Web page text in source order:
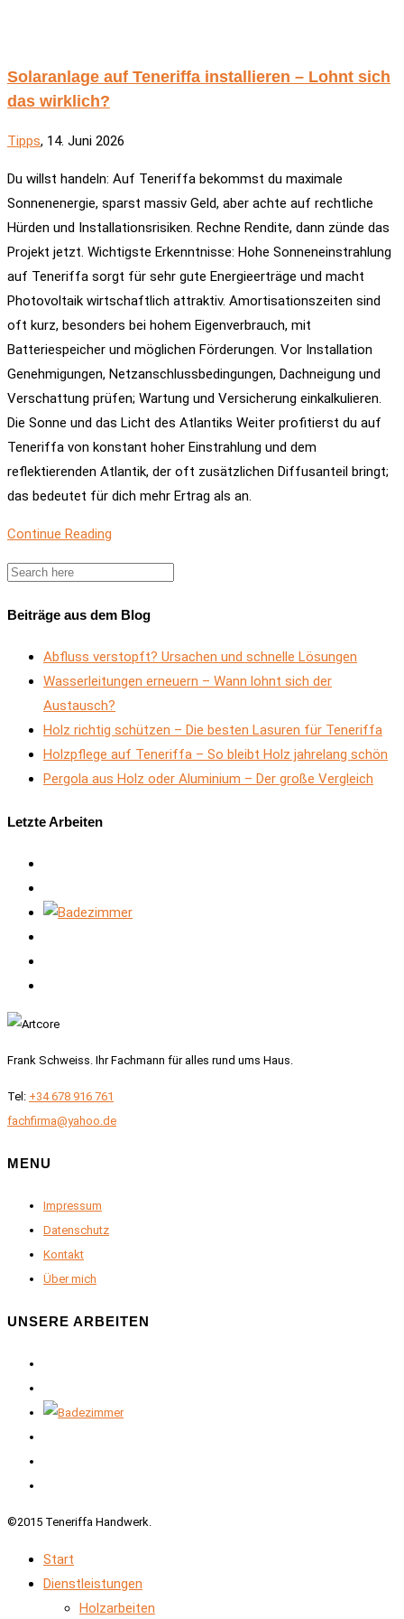
Solaranlage auf Teneriffa installieren – Lohnt sich
das wirklich?
Tipps, 14. Juni 2026
Du willst handeln: Auf Teneriffa bekommst du maximale
Sonnenenergie, sparst massiv Geld, aber achte auf rechtliche
Hürden und Installationsrisiken. Rechne Rendite, dann zünde das
Projekt jetzt. Wichtigste Erkenntnisse: Hohe Sonneneinstrahlung
auf Teneriffa sorgt für sehr gute Energieerträge und macht
Photovoltaik wirtschaftlich attraktiv. Amortisationszeiten sind
oft kurz, besonders bei hohem Eigenverbrauch, mit
Batteriespeicher und möglichen Förderungen. Vor Installation
Genehmigungen, Netzanschlussbedingungen, Dachneigung und
Verschattung prüfen; Wartung und Versicherung einkalkulieren.
Die Sonne und das Licht des Atlantiks Weiter profitierst du auf
Teneriffa von konstant hoher Einstrahlung und dem
reflektierenden Atlantik, der oft zusätzlichen Diffusanteil bringt;
das bedeutet für dich mehr Ertrag als an.
Continue Reading
Beiträge aus dem Blog
Abfluss verstopft? Ursachen und schnelle Lösungen
Wasserleitungen erneuern – Wann lohnt sich der
Austausch?
Holz richtig schützen – Die besten Lasuren für Teneriffa
Holzpflege auf Teneriffa – So bleibt Holz jahrelang schön
Pergola aus Holz oder Aluminium – Der große Vergleich
Letzte Arbeiten
Frank Schweiss. Ihr Fachmann für alles rund ums Haus.
Tel: +34 678 916 761
fachfirma@yahoo.de
MENU
Impressum
Datenschutz
Kontakt
Über mich
UNSERE ARBEITEN
©2015 Teneriffa Handwerk.
Start
Dienstleistungen
Holzarbeiten